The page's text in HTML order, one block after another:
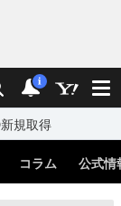
検索 通知
i
規取得
コラム 公式情